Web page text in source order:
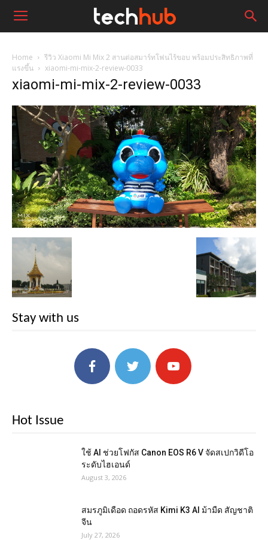
Home
รีวิว Xiaomi Mi Mix 2 สานต่อสมาร์ทโฟนไร้ขอบ พร้อมประสิทธิภาพที่
แรงขึ้น
xiaomi-mi-mix-2-review-0033
xiaomi-mi-mix-2-review-0033
Stay with us
Hot Issue
ใช้ AI ช่วยโฟกัส Canon EOS R6 V จัดสเปกวิดีโอ
ระดับไฮเอนด์
August 3, 2026
สมรภูมิเดือด ถอดรหัส Kimi K3 AI ม้ามืด สัญชาติ
จีน
July 27, 2026